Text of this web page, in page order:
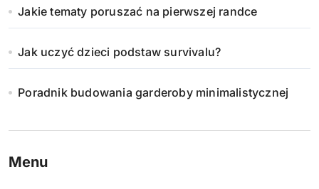
Jakie tematy poruszać na pierwszej randce
Jak uczyć dzieci podstaw survivalu?
Poradnik budowania garderoby minimalistycznej
Menu